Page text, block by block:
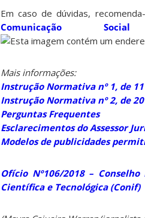
Em caso de dúvidas,
Comunicação
Mais informações:
Instrução Normativa nº 1, de
Instrução Normativa nº 2, de
Perguntas Frequentes
Esclarecimentos do Assessor
Modelos de publicidades
Ofício Nº106/2018 –
Científica e Tecnológica (Conif)